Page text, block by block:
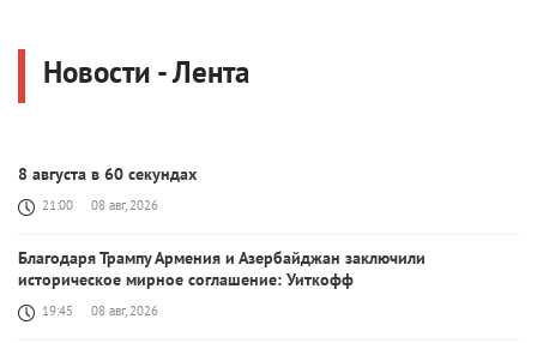
Новости - Лента
8 августа в 60 секундах
21:00 08 авг, 2026
Благодаря Трампу Армения и Азербайджан заключили
историческое мирное соглашение: Уиткофф
19:45 08 авг, 2026